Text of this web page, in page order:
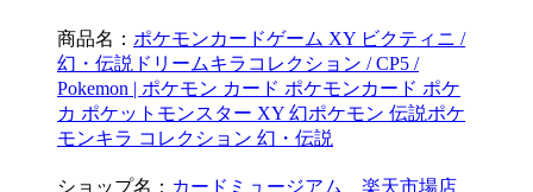
商品名： ポケモンカードゲーム XY ビクティニ /
幻・伝説ドリームキラコレクション / CP5 /
Pokemon | ポケモン カード ポケモンカード ポケ
カ ポケットモンスター XY 幻ポケモン 伝説ポケ
モンキラ コレクション 幻・伝説
ショップ名： カードミュージアム 楽天市場店